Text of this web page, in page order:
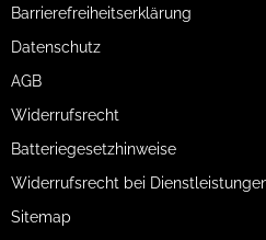
Barrierefreiheitserklärung
Datenschutz
AGB
Widerrufsrecht
Batteriegesetzhinweise
Widerrufsrecht bei
Sitemap